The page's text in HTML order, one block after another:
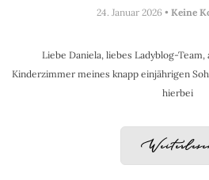
24. Januar 2026 • Keine
Liebe Daniela, liebes Ladyblog-Team,
Kinderzimmer meines knapp einjährigen
hierbei